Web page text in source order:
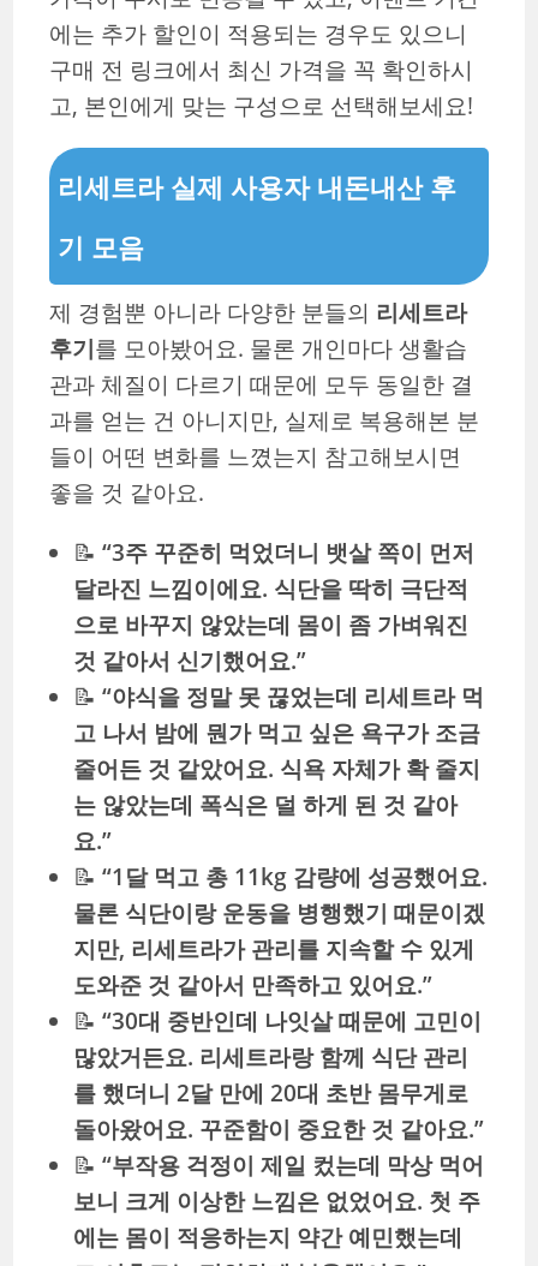
에는 추가 할인이 적용되는 경우도 있으니
구매 전 링크에서 최신 가격을 꼭 확인하시
고, 본인에게 맞는 구성으로 선택해보세요!
리세트라 실제 사용자 내돈내산 후
기 모음
제 경험뿐 아니라 다양한 분들의 리세트라
후기를 모아봤어요. 물론 개인마다 생활습
관과 체질이 다르기 때문에 모두 동일한 결
과를 얻는 건 아니지만, 실제로 복용해본 분
들이 어떤 변화를 느꼈는지 참고해보시면
좋을 것 같아요.
📝“3주 꾸준히 먹었더니 뱃살 쪽이 먼저
달라진 느낌이에요. 식단을 딱히 극단적
으로 바꾸지 않았는데 몸이 좀 가벼워진
것 같아서 신기했어요.”
📝“야식을 정말 못 끊었는데 리세트라 먹
고 나서 밤에 뭔가 먹고 싶은 욕구가 조금
줄어든 것 같았어요. 식욕 자체가 확 줄지
는 않았는데 폭식은 덜 하게 된 것 같아
요.”
📝“1달 먹고 총 11kg 감량에 성공했어요.
물론 식단이랑 운동을 병행했기 때문이겠
지만, 리세트라가 관리를 지속할 수 있게
도와준 것 같아서 만족하고 있어요.”
📝“30대 중반인데 나잇살 때문에 고민이
많았거든요. 리세트라랑 함께 식단 관리
를 했더니 2달 만에 20대 초반 몸무게로
돌아왔어요. 꾸준함이 중요한 것 같아요.”
📝“부작용 걱정이 제일 컸는데 막상 먹어
보니 크게 이상한 느낌은 없었어요. 첫 주
에는 몸이 적응하는지 약간 예민했는데